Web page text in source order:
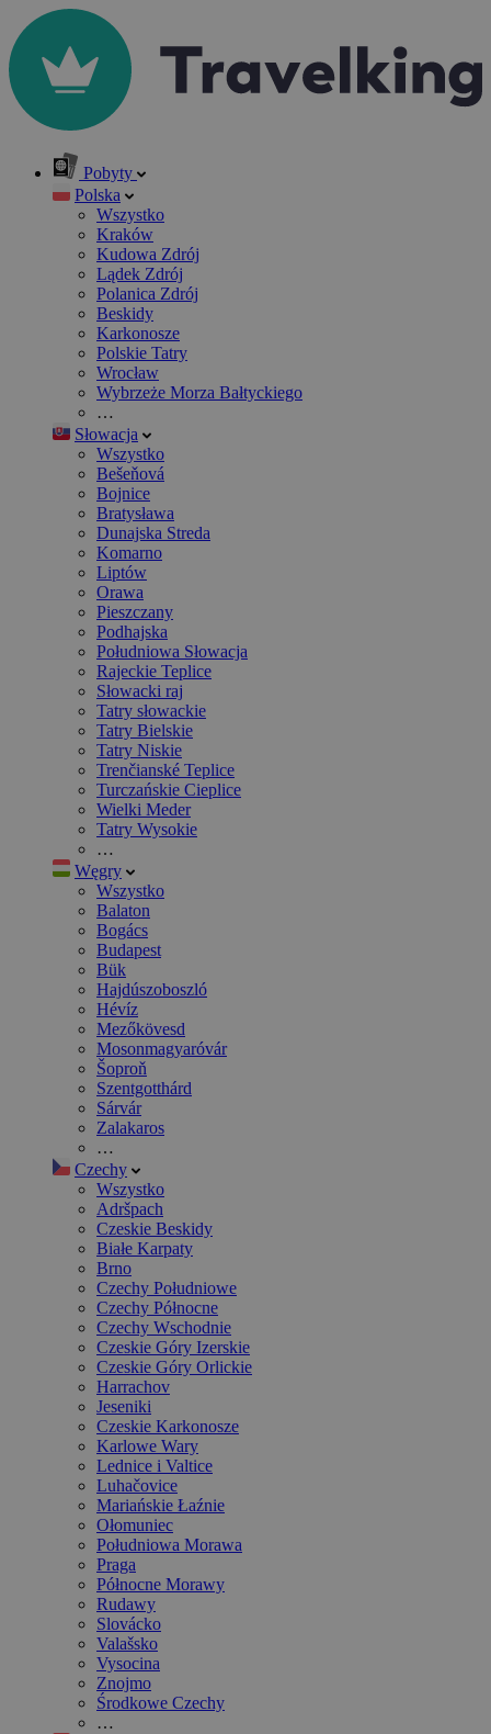
Pobyty
Polska
Wszystko
Kraków
Kudowa Zdrój
Lądek Zdrój
Polanica Zdrój
Beskidy
Karkonosze
Polskie Tatry
Wrocław
Wybrzeże Morza Bałtyckiego
…
Słowacja
Wszystko
Bešeňová
Bojnice
Bratysława
Dunajska Streda
Komarno
Liptów
Orawa
Pieszczany
Podhajska
Południowa Słowacja
Rajeckie Teplice
Słowacki raj
Tatry słowackie
Tatry Bielskie
Tatry Niskie
Trenčianské Teplice
Turczańskie Cieplice
Wielki Meder
Tatry Wysokie
…
Węgry
Wszystko
Balaton
Bogács
Budapest
Bük
Hajdúszoboszló
Hévíz
Mezőkövesd
Mosonmagyaróvár
Šoproň
Szentgotthárd
Sárvár
Zalakaros
…
Czechy
Wszystko
Adršpach
Czeskie Beskidy
Białe Karpaty
Brno
Czechy Południowe
Czechy Północne
Czechy Wschodnie
Czeskie Góry Izerskie
Czeskie Góry Orlickie
Harrachov
Jeseniki
Czeskie Karkonosze
Karlowe Wary
Lednice i Valtice
Luhačovice
Mariańskie Łaźnie
Ołomuniec
Południowa Morawa
Praga
Północne Morawy
Rudawy
Slovácko
Valašsko
Vysocina
Znojmo
Środkowe Czechy
…